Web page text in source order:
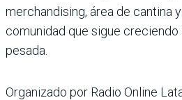
merchandising, área de cantina
comunidad que sigue
pesada.
Organizado por Radio Online